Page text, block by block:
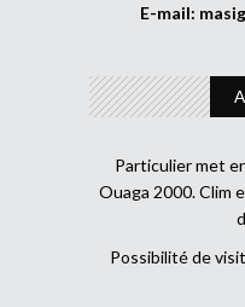
E-mail:
Particulier met
Ouaga 2000. Clim
Possibilité de